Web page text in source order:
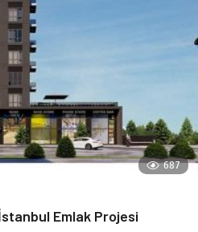
687
Emlak Projesi